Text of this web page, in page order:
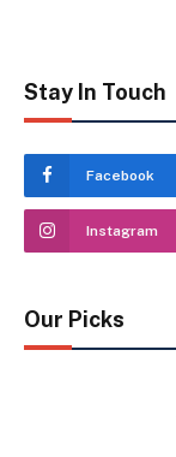
Stay In Touch
Facebook
Instagram
Our Picks